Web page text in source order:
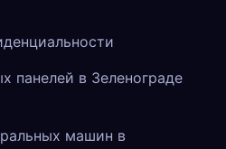
панелей в Зеленограде
машин в